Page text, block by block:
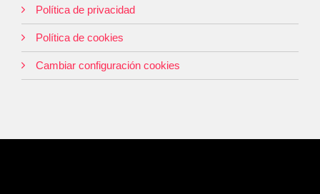
Política de privacidad
Política de cookies
Cambiar configuración cookies